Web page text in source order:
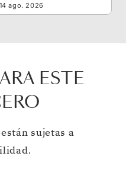
ago. 2026
ESTE
sujetas a